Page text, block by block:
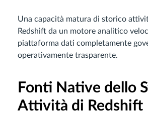
Una capacità matura di storico
Redshift da un motore analitico
piattaforma dati completamente
operativamente trasparente.
Fonti Native dello
Attività di Redshift